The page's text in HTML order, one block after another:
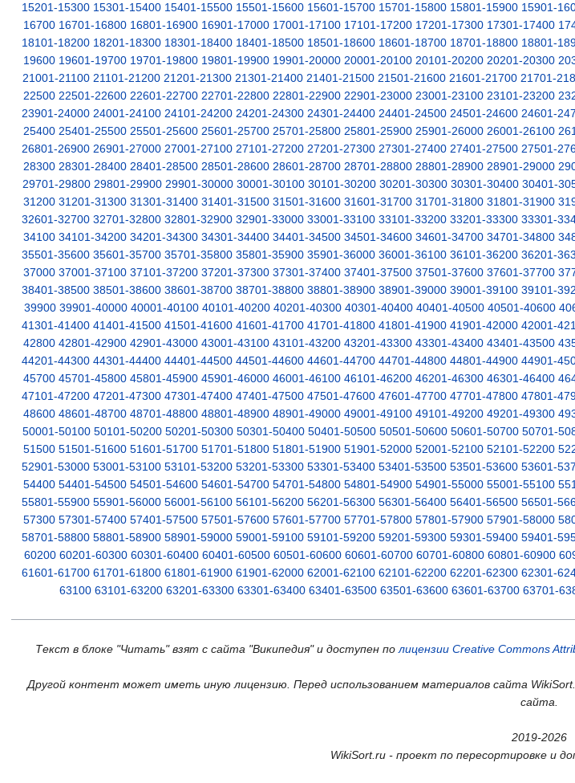
15201-15300 15301-15400 15401-15500 15501-15600 15601-15700 15701-15800 15801-15900 15901-
16700 16701-16800 16801-16900 16901-17000 17001-17100 17101-17200 17201-17300 17301-17400
18101-18200 18201-18300 18301-18400 18401-18500 18501-18600 18601-18700 18701-18800 18801-
19600 19601-19700 19701-19800 19801-19900 19901-20000 20001-20100 20101-20200 20201-20300
21001-21100 21101-21200 21201-21300 21301-21400 21401-21500 21501-21600 21601-21700 21701-
22500 22501-22600 22601-22700 22701-22800 22801-22900 22901-23000 23001-23100 23101-23200
23901-24000 24001-24100 24101-24200 24201-24300 24301-24400 24401-24500 24501-24600 24601-
25400 25401-25500 25501-25600 25601-25700 25701-25800 25801-25900 25901-26000 26001-26100
26801-26900 26901-27000 27001-27100 27101-27200 27201-27300 27301-27400 27401-27500 27501-
28300 28301-28400 28401-28500 28501-28600 28601-28700 28701-28800 28801-28900 28901-29000
29701-29800 29801-29900 29901-30000 30001-30100 30101-30200 30201-30300 30301-30400 30401-
31200 31201-31300 31301-31400 31401-31500 31501-31600 31601-31700 31701-31800 31801-31900
32601-32700 32701-32800 32801-32900 32901-33000 33001-33100 33101-33200 33201-33300 33301-
34100 34101-34200 34201-34300 34301-34400 34401-34500 34501-34600 34601-34700 34701-34800
35501-35600 35601-35700 35701-35800 35801-35900 35901-36000 36001-36100 36101-36200 36201-
37000 37001-37100 37101-37200 37201-37300 37301-37400 37401-37500 37501-37600 37601-37700
38401-38500 38501-38600 38601-38700 38701-38800 38801-38900 38901-39000 39001-39100 39101-
39900 39901-40000 40001-40100 40101-40200 40201-40300 40301-40400 40401-40500 40501-40600
41301-41400 41401-41500 41501-41600 41601-41700 41701-41800 41801-41900 41901-42000 42001-
42800 42801-42900 42901-43000 43001-43100 43101-43200 43201-43300 43301-43400 43401-43500
44201-44300 44301-44400 44401-44500 44501-44600 44601-44700 44701-44800 44801-44900 44901-
45700 45701-45800 45801-45900 45901-46000 46001-46100 46101-46200 46201-46300 46301-46400
47101-47200 47201-47300 47301-47400 47401-47500 47501-47600 47601-47700 47701-47800 47801-
48600 48601-48700 48701-48800 48801-48900 48901-49000 49001-49100 49101-49200 49201-49300
50001-50100 50101-50200 50201-50300 50301-50400 50401-50500 50501-50600 50601-50700 50701-
51500 51501-51600 51601-51700 51701-51800 51801-51900 51901-52000 52001-52100 52101-52200
52901-53000 53001-53100 53101-53200 53201-53300 53301-53400 53401-53500 53501-53600 53601-
54400 54401-54500 54501-54600 54601-54700 54701-54800 54801-54900 54901-55000 55001-55100
55801-55900 55901-56000 56001-56100 56101-56200 56201-56300 56301-56400 56401-56500 56501-
57300 57301-57400 57401-57500 57501-57600 57601-57700 57701-57800 57801-57900 57901-58000
58701-58800 58801-58900 58901-59000 59001-59100 59101-59200 59201-59300 59301-59400 59401-
60200 60201-60300 60301-60400 60401-60500 60501-60600 60601-60700 60701-60800 60801-60900
61601-61700 61701-61800 61801-61900 61901-62000 62001-62100 62101-62200 62201-62300 62301-
63100 63101-63200 63201-63300 63301-63400 63401-63500 63501-63600 63601-63700 63701-
Текст в блоке "Читать" взят с сайта "Википедия" и доступен по лицензии Creative Commons
Другой контент может иметь иную лицензию. Перед использованием материалов сайта
сайта.
2019-2026
WikiSort.ru - проект по пересортировке и